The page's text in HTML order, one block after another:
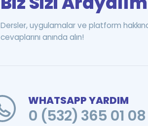
Dersler, uygulamalar ve platform
cevaplarını anında alın!
WHATSAPP YARDIM
0 (532) 365 01 08